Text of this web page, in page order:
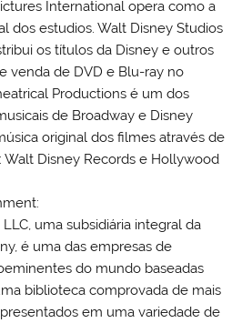
International opera como a
dos estudios. Walt Disney Studios
os títulos da Disney e outros
venda de DVD e Blu-ray no
Productions é um dos
de Broadway e Disney
original dos filmes através de
Walt Disney Records e Hollywood
uma subsidiária integral da
é uma das empresas de
do mundo baseadas
biblioteca comprovada de mais
em uma variedade de